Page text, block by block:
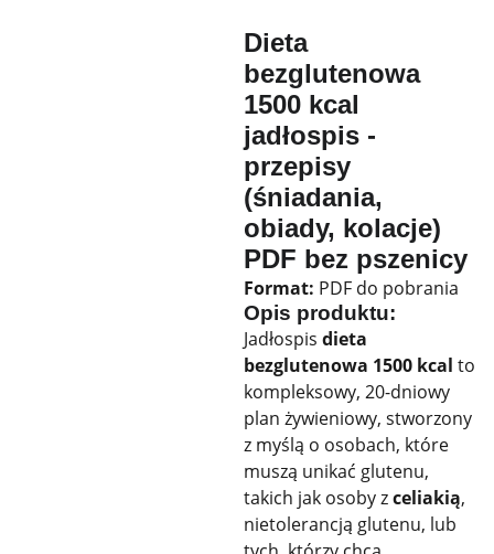
Dieta
bezglutenowa
1500 kcal
jadłospis -
przepisy
(śniadania,
obiady, kolacje)
PDF bez pszenicy
Format: PDF do pobrania
Opis produktu:
Jadłospis dieta
bezglutenowa 1500 kcal to
kompleksowy, 20-dniowy
plan żywieniowy, stworzony
z myślą o osobach, które
muszą unikać glutenu,
takich jak osoby zceliakią,
nietolerancją glutenu, lub